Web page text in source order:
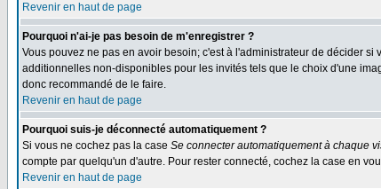
Revenir en haut de page
Pourquoi n'ai-je pas besoin de m'enregistrer ?
Vous pouvez ne pas en avoir besoin; c'est à l'administrateur de décider
additionnelles non-disponibles pour les invités tels que le choix d'une
donc recommandé de le faire.
Revenir en haut de page
Pourquoi suis-je déconnecté automatiquement ?
Si vous ne cochez pas la case Se connecter automatiquement à chaque
compte par quelqu'un d'autre. Pour rester connecté, cochez la case en
Revenir en haut de page